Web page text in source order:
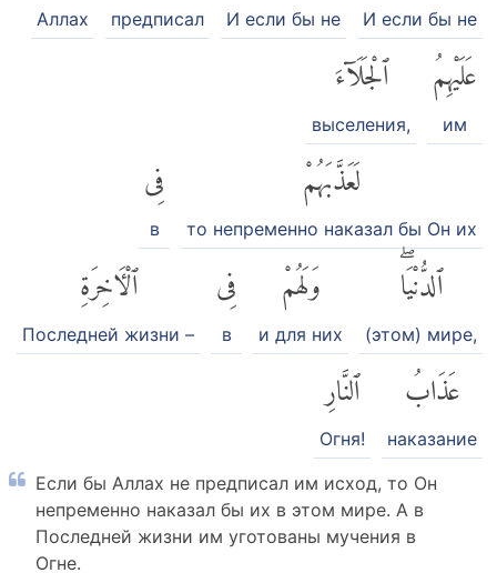
И если бы не
И если бы не
предписал
Аллах
عَلَيْهِمُ
им
ٱلْجَلَآءَ
выселения,
لَعَذَّبَهُمْ
то непременно наказал бы Он их
فِى
в
ٱلدُّنْيَاۖ
(этом) мире,
وَلَهُمْ
и для них
فِى
в
ٱلْءَاخِرَةِ
Последней жизни –
عَذَابُ
наказание
ٱلنَّارِ
Огня!
Если бы Аллах не предписал им исход, то Он
непременно наказал бы их в этом мире. А в
Последней жизни им уготованы мучения в
Огне.